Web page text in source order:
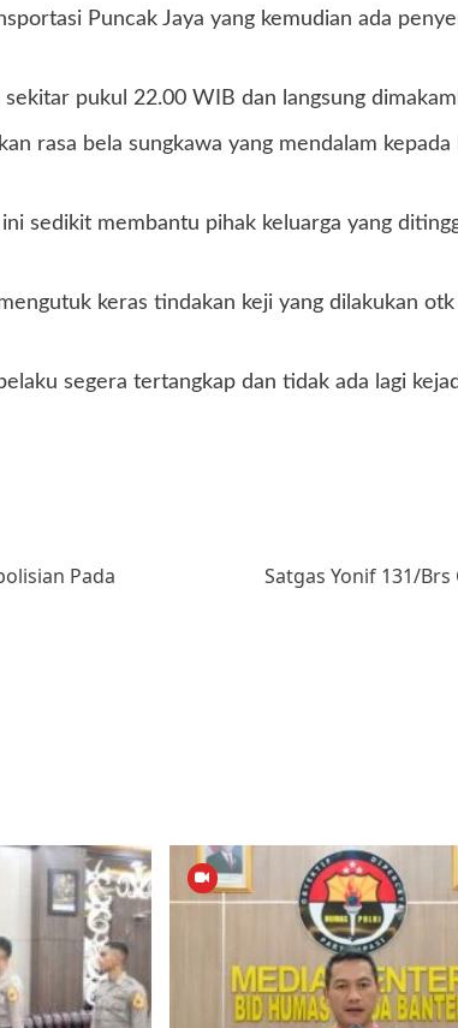
Puncak Jaya yang kemudian ada
pukul 22.00 WIB dan langsung
rasa bela sungkawa yang mendalam
sedikit membantu pihak keluarga yang
keras tindakan keji yang dilakukan
segera tertangkap dan tidak ada lagi
Pada
Satgas Yonif 131/